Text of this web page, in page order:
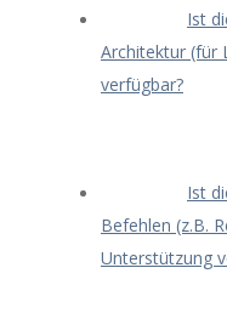
Ist
Architektur (für
verfügbar?
Ist
Befehlen (z.B.
Unterstützung